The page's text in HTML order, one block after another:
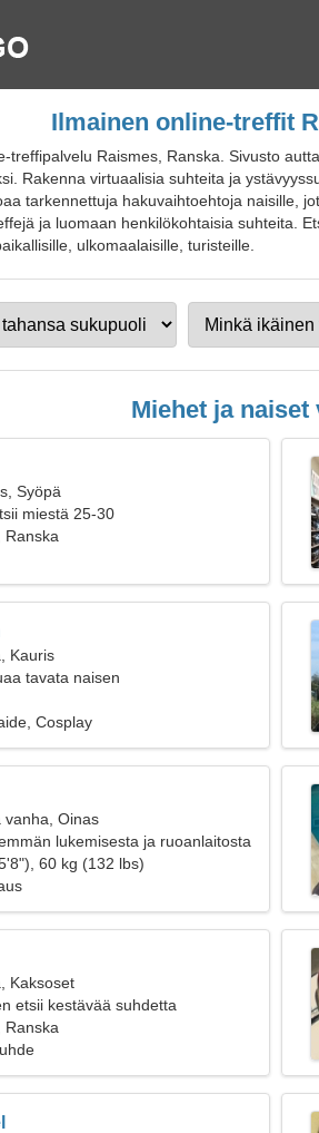
Ilmainen online-treffit
treffipalvelu Raismes, Ranska. Sivusto
Rakenna virtuaalisia suhteita ja
tarkennettuja hakuvaihtoehtoja naisille,
ja luomaan henkilökohtaisia suhteita.
ulkomaalaisille, turisteille.
Miehet ja naiset
Syöpä
miestä 25-30
Ranska
Kauris
tavata naisen
Cosplay
vanha, Oinas
lukemisesta ja ruoanlaitosta
60 kg (132 lbs)
Kaksoset
etsii kestävää suhdetta
Ranska